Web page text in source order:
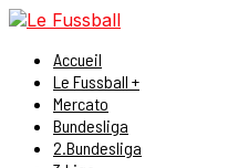
Accueil
Le Fussball +
Mercato
Bundesliga
2.Bundesliga